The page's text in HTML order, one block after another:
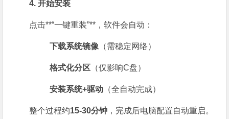
4. 开始安装
点击**“一键重装”**，软件会自动：
下载系统镜像 （需稳定网络）
格式化分区 （仅影响C盘）
安装系统+驱动 （全自动完成）
整个过程约15-30分钟 ，完成后电脑配置自动重启。